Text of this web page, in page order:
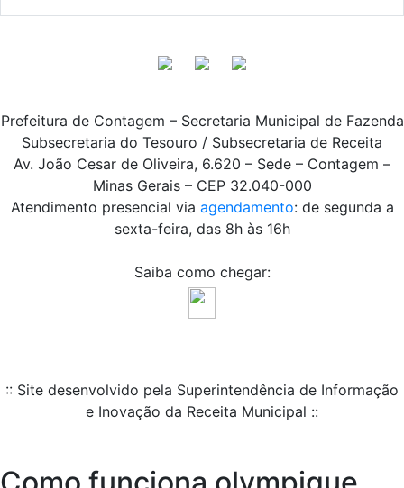
Prefeitura de Contagem – Secretaria Municipal de Fazenda
Subsecretaria do Tesouro / Subsecretaria de Receita
Av. João Cesar de Oliveira, 6.620 – Sede – Contagem –
Minas Gerais – CEP 32.040-000
Atendimento presencial via agendamento: de segunda a
sexta-feira, das 8h às 16h
Saiba como chegar:
:: Site desenvolvido pela Superintendência de Informação
e Inovação da Receita Municipal ::